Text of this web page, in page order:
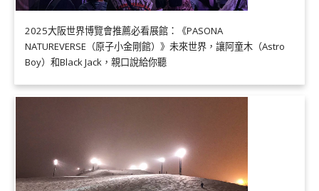
2025大阪世界博覽會推薦必看展館：《PASONA
NATUREVERSE（原子小金剛館）》未來世界，讓阿童木（Astro
Boy）和Black Jack，親口說給你聽